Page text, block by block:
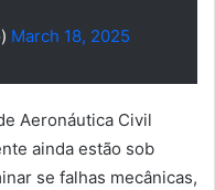
March 18, 2025
Aeronáutica Civil
ainda estão sob
se falhas mecânicas,